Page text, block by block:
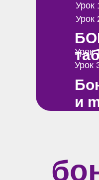
Урок
Урок
и
Урок
Урок